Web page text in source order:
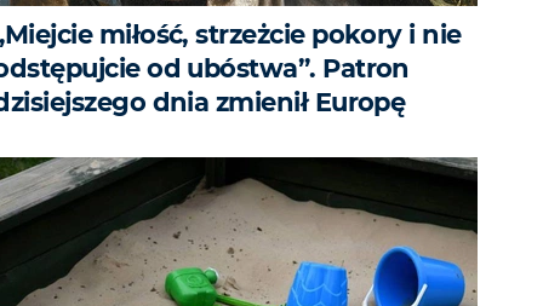
miłość, strzeżcie pokory i nie
od ubóstwa”. Patron
dnia zmienił Europę